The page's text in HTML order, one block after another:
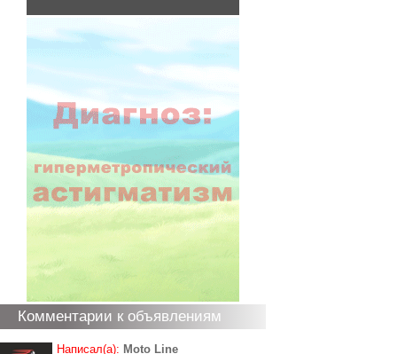
Комментарии к объявлениям
Написал(а): Moto Line